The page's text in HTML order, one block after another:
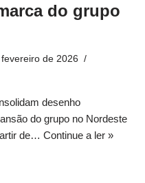
do grupo
de 2026
desenho
do grupo no Nordeste
de… Continue a ler »